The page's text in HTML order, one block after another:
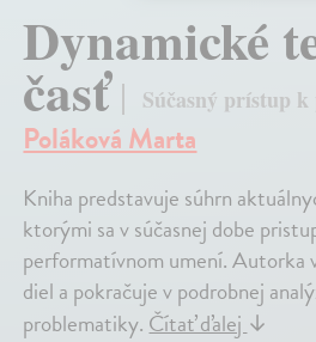
Dynamické
časť Súčasný prístup k
Poláková Marta
Kniha predstavuje súhrn
ktorými sa v súčasnej dobe
performatívnom umení. Autorka
diel a pokračuje v podrobnej
problematiky.Čítať ďalej↓